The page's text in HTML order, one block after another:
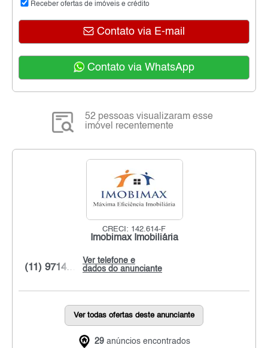
Receber ofertas de imóveis e crédito
Contato via E-mail
Contato via WhatsApp
52 pessoas visualizaram esse
imóvel recentemente
CRECI: 142.614-F
Imobimax Imobiliária
Ver telefone e
dados do anunciante
(11) 9714...
Ver todas ofertas deste anunciante
29 anúncios encontrados